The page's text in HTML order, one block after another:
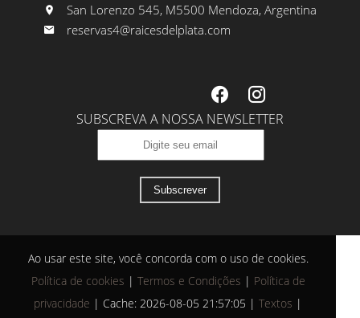
San Lorenzo 545, M5500 Mendoza, Argentina
reservas4@raicesdelplata.com
SUBSCREVA A NOSSA NEWSLETTER
Subscrever
Ao usar este site, você concorda com o uso de cookies.
Política de cookies | Termos e Condições | Política de
privacidade | Cache: 2026-08-05 21:57:05 | Textos |